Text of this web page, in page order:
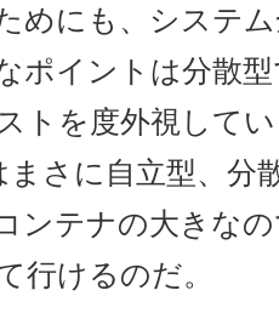
めにも、システ
ポイントは分散
トを度外視して
まさに自立型、分
ンテナの大きな
行けるのだ。